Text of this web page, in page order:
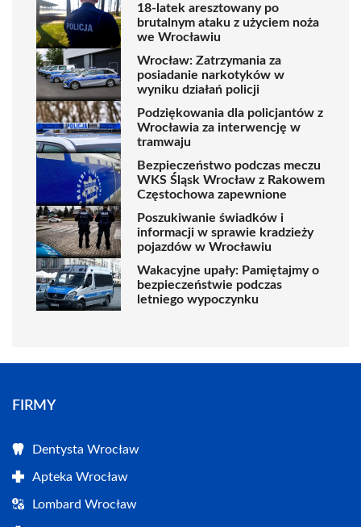
18-latek aresztowany po
brutalnym ataku z użyciem noża
we Wrocławiu
Wrocław: Zatrzymania za
posiadanie narkotyków w
wyniku działań policji
Podziękowania dla policjantów z
Wrocławia za interwencję w
tramwaju
Bezpieczeństwo podczas meczu
WKS Śląsk Wrocław z Rakowem
Częstochowa zapewnione
Poszukiwanie świadków i
informacji w sprawie kradzieży
pojazdów w Wrocławiu
Wakacyjne upały: Pamiętajmy o
bezpieczeństwie podczas
letniego wypoczynku
FIRMY
Dentysta Wrocław
Apteka Wrocław
Lombard Wrocław